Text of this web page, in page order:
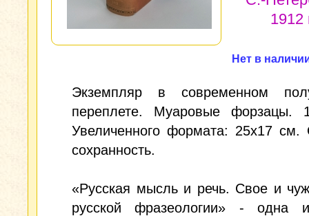
1912
Нет в
Экземпляр в современном
переплете. Муаровые форзацы.
Увеличенного формата: 25x17 см.
сохранность.
«Русская мысль и речь. Свое и
русской фразеологии» - одна